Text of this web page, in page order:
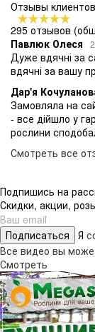
Отзывы
295 отзывов
Павлюк Олеся
Дуже вдячні за
вдячні за вашу
Дар'я
Замовляла на
- все дійшло у
рослини
Смотреть все
Подпишись на
Скидки, акции,
Подписаться Я
Все видео вы
Смотреть